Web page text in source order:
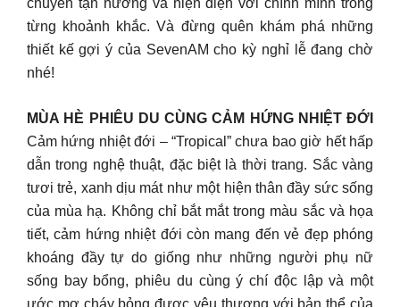
từng khoảnh khắc. Và đừng quên khám phá những
thiết kế gợi ý của SevenAM cho kỳ nghỉ lễ đang chờ
nhé!
MÙA HÈ PHIÊU DU CÙNG CẢM HỨNG NHIỆT ĐỚI
Cảm hứng nhiệt đới – “Tropical” chưa bao giờ hết hấp
dẫn trong nghệ thuật, đặc biệt là thời trang. Sắc vàng
tươi trẻ, xanh dịu mát như một hiện thân đầy sức sống
của mùa hạ. Không chỉ bắt mắt trong màu sắc và họa
tiết, cảm hứng nhiệt đới còn mang đến vẻ đẹp phóng
khoáng đầy tự do giống như những người phụ nữ
sống bay bổng, phiêu du cùng ý chí độc lập và một
ước mơ cháy bỏng được yêu thương với bản thể của